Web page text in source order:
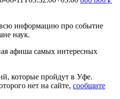
информацию про событие
наук.
афиша самых интересных
которые пройдут в Уфе.
нет на сайте, сообщите